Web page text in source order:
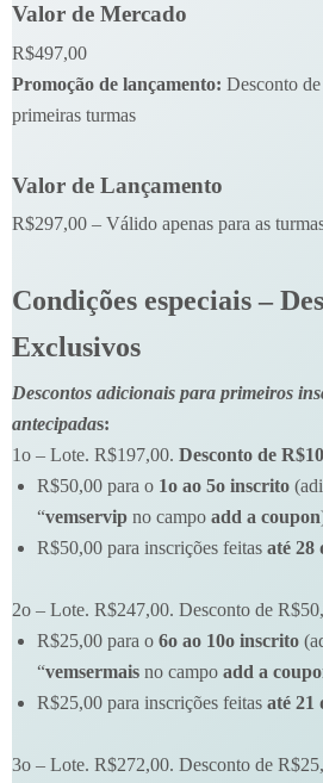
Valor de Mercado
R$497,00
Promoção de lançamento: Desconto
primeiras turmas
Valor de Lançamento
R$297,00 – Válido apenas para as
Condições especiais –
Exclusivos
Descontos adicionais para primeiros
antecipadas:
1o – Lote. R$197,00. Desconto de
R$50,00 para o 1o ao 5o inscrito
“vemservipno campo add a coupon
R$50,00 para inscrições feitas até 28
2o – Lote. R$247,00. Desconto de
R$25,00 para o 6o ao 10o inscrito
“vemsermaisno campo add a
R$25,00 para inscrições feitas até 21
3o – Lote. R$272,00. Desconto de